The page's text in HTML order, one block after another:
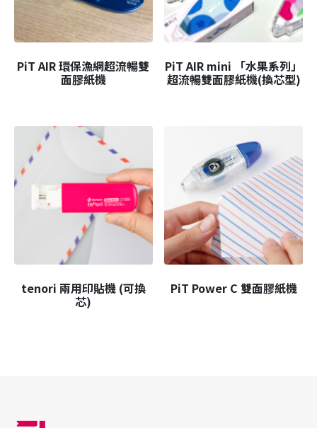
PiT AIR 環保漁網超流暢雙
面膠紙機
PiT AIR mini 「水果系列」
超流暢雙面膠紙機(換芯型)
tenori 兩用印貼機 (可換
芯)
PiT Power C 雙面膠紙機